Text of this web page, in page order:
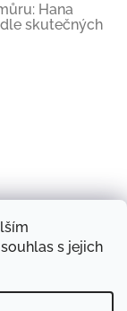
s jejich
Hana
skutečných